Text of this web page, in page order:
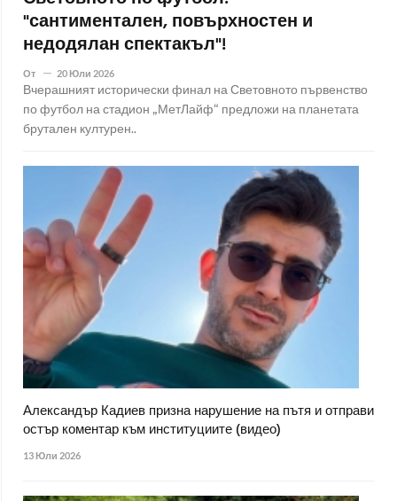
"сантиментален, повърхностен и
недодялан спектакъл"!
От 20 Юли 2026
Вчерашният исторически финал на Световното първенство
по футбол на стадион „МетЛайф“ предложи на планетата
брутален културен..
Александър Кадиев призна нарушение на пътя и отправи
остър коментар към институциите (видео)
13 Юли 2026